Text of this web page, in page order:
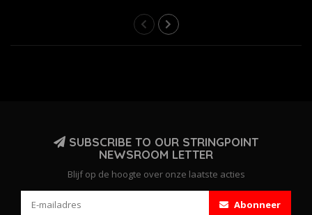
SUBSCRIBE TO OUR STRINGPOINT
NEWSROOM LETTER
Blijf op de hoogte over onze laatste acties
Abonneer